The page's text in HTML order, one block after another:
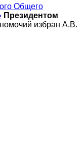
Общего
Президентом
избран А.В.